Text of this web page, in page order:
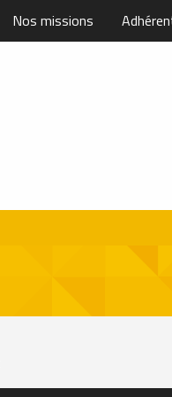
Nos missions